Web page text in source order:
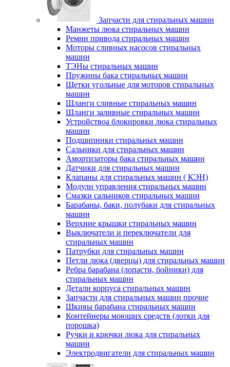
Запчасти для стиральных машин
Манжеты люка стиральных машин
Ремни привода стиральных машин
Моторы сливных насосов стиральных
машин
ТЭНы стиральных машин
Пружины бака стиральных машин
Щетки угольные для моторов стиральных
машин
Шланги сливные стиральных машин
Шланги заливные стиральных машин
Устройствоа блокировки люка стиральных
машин
Подшипники стиральных машин
Сальники для стиральных машин
Амортизаторы бака стиральных машин
Датчики для стиральных машин
Клапаны для стиральных машин ( КЭН)
Модули управления стиральных машин
Смазки сальников стиральных машин
Барабаны, баки, полубаки для стиральных
машин
Верхние крышки стиральных машин
Выключатели и переключатели для
стиральных машин
Патрубки для стиральных машин
Петли люка (дверцы) для стиральных машин
Ребра барабана (лопасти, бойники) для
стиральных машин
Детали корпуса стиральных машин
Запчасти для стиральных машин прочие
Шкивы барабана стиральных машин
Контейнеры моющих средств (лотки для
порошка)
Ручки и крючки люка для стиральных
машин
Электродвигатели для стиральных машин